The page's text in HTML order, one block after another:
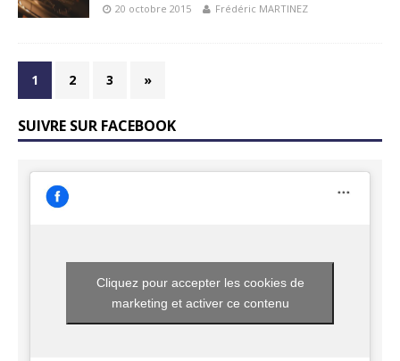
20 octobre 2015 Frédéric MARTINEZ
1 2 3 »
SUIVRE SUR FACEBOOK
Cliquez pour accepter les cookies de
marketing et activer ce contenu